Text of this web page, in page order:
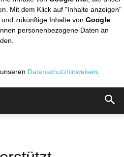
Mit dem Klick auf "Inhalte anzeigen"
zukünftige Inhalte von Google
personenbezogene Daten an
Datenschutzhinweisen